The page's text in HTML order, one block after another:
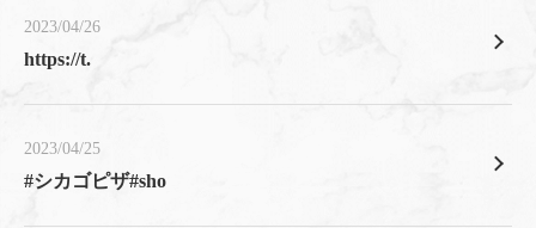
2023/04/26
https://t.
2023/04/25
#シカゴピザ#sho